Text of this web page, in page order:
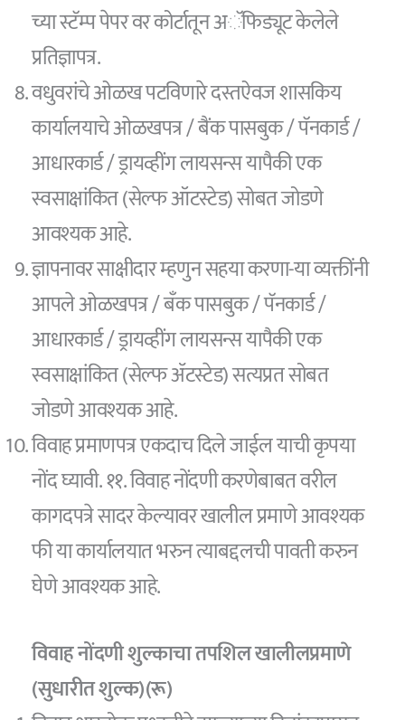
च्या स्टॅम्प पेपर वर कोर्टातून अॅफिड्यूट केलेले
प्रतिज्ञापत्र.
वधुवरांचे ओळख पटविणारे दस्तऐवज शासकिय
कार्यालयाचे ओळखपत्र / बैंक पासबुक / पॅनकार्ड /
आधारकार्ड / ड्रायव्हींग लायसन्स यापैकी एक
स्वसाक्षांकित (सेल्फ ऑटस्टेड) सोबत जोडणे
आवश्यक आहे.
ज्ञापनावर साक्षीदार म्हणुन सहया करणा-या व्यक्तींनी
आपले ओळखपत्र / बँक पासबुक / पॅनकार्ड /
आधारकार्ड / ड्रायव्हींग लायसन्स यापैकी एक
स्वसाक्षांकित (सेल्फ ॲटस्टेड) सत्यप्रत सोबत
जोडणे आवश्यक आहे.
विवाह प्रमाणपत्र एकदाच दिले जाईल याची कृपया
नोंद घ्यावी. ११. विवाह नोंदणी करणेबाबत वरील
कागदपत्रे सादर केल्यावर खालील प्रमाणे आवश्यक
फी या कार्यालयात भरुन त्याबद्दलची पावती करुन
घेणे आवश्यक आहे.
विवाह नोंदणी शुल्काचा तपशिल खालीलप्रमाणे
(सुधारीत शुल्क)(रू)